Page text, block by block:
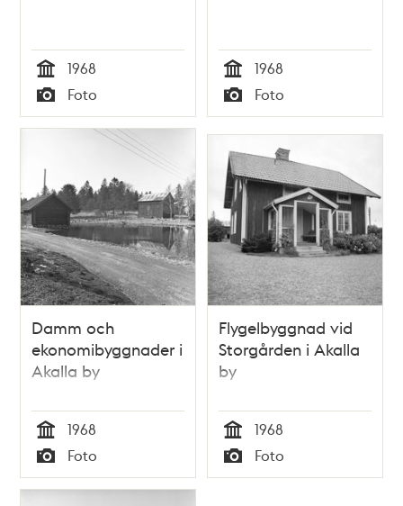
Tid
1968
Typ
Foto Tid
1968
Typ
Foto
Damm och
ekonomibyggnader i
Akalla by
Tid
1968
Typ
Foto
Flygelbyggnad vid
Storgården i Akalla
by
Tid
1968
Typ
Foto